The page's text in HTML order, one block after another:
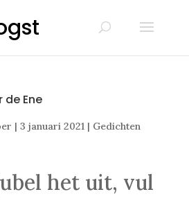
de Ene
| 3 januari 2021| Gedichten
het uit, vul